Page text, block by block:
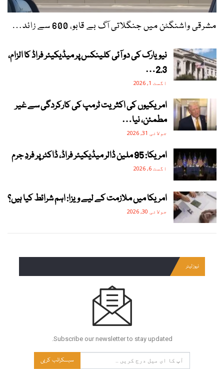
مشرقی واشنگٹن میں جنگلاتی آگ بے قابو، 600 سے زائد…
نیویارک کی دو آئی کلینکس پر میڈیکیئر فراڈ کا الزام،
2.3…
اگست 1, 2026
امریکیوں کی اکثریت ٹرمپ کی کارکردگی سے غیر
مطمئن، نیا…
جولائی 31, 2026
امریکا: 95 ملین ڈالر میڈیکیئر فراڈ، ڈاکٹر پر فردِ جرم
اگست 6, 2026
امریکا میں ملازمت کے لیے ویزا: اہم شرائط کیا ہیں؟
جولائی 30, 2026
نیوز لیٹر
Subscribe our newsletter to stay updated.
سبسکرائب کریں